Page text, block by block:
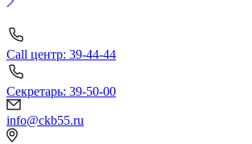
Call центр: 39-44-44
Секретарь: 39-50-00
info@ckb55.ru